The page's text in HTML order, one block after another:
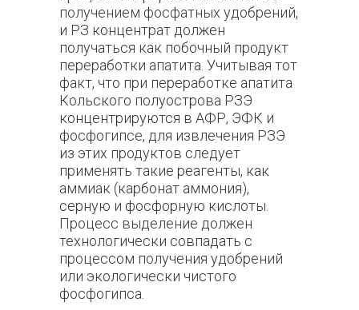
получением фосфатных удобрений,
и РЗ концентрат должен
получаться как побочный продукт
переработки апатита. Учитывая тот
факт, что при переработке апатита
Кольского полуострова РЗЭ
концентрируются в АФР, ЭФК и
фосфогипсе, для извлечения РЗЭ
из этих продуктов следует
применять такие реагенты, как
аммиак (карбонат аммония),
серную и фосфорную кислоты.
Процесс выделение должен
технологически совпадать с
процессом получения удобрений
или экологически чистого
фосфогипса.